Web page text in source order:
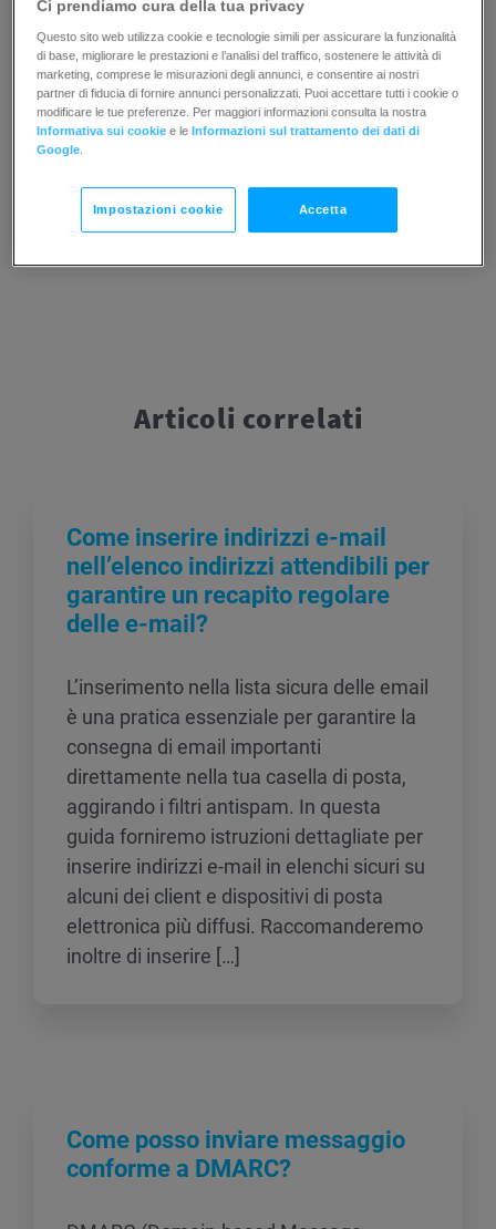
La situazione sopra descritta può verificarsi solo per alcuni
dei tuoi abbonati che utilizzano determinaticlientdi posta
elettronica e applicazioni di posta elettronica come Gmail e
Outlook. Per evitare ciò, dovresti impostare una firma
per il tuo
Articoli correlati
Come inserire indirizzi e-mail
nell’elenco indirizzi attendibili per
garantire un recapito regolare
delle e-mail?
L’inserimento nella lista sicura delle email
è una pratica essenziale per garantire la
consegna di email importanti
direttamente nella tua casella di posta,
aggirando i filtri antispam. In questa
guida forniremo istruzioni dettagliate per
inserire indirizzi e-mail in elenchi sicuri su
alcuni dei client e dispositivi di posta
elettronica più diffusi. Raccomanderemo
inoltre di inserire […]
Come posso inviare messaggio
conforme a DMARC?
Ci prendiamo cura della tua privacy
Questo sito web utilizza cookie e tecnologie simili per assicurare la funzionalità
di base, migliorare le prestazioni e l’analisi del traffico, sostenere le attività di
marketing, comprese le misurazioni degli annunci, e consentire ai nostri
partner di fiducia di fornire annunci personalizzati. Puoi accettare tutti i cookie o
modificare le tue preferenze. Per maggiori informazioni consulta la nostra
Informativa sui cookie e leInformazioni sul trattamento dei dati di
Google
Impostazioni cookie Accetta